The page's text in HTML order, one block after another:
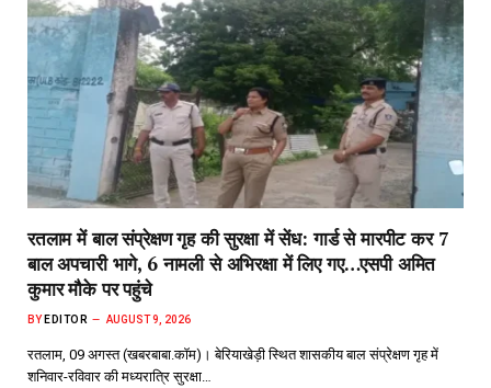
रतलाम में बाल संप्रेक्षण गृह की सुरक्षा में सेंध: गार्ड से मारपीट कर 7
बाल अपचारी भागे, 6 नामली से अभिरक्षा में लिए गए…एसपी अमित
कुमार मौके पर पहुंचे
BY EDITOR AUGUST 9, 2026
रतलाम, 09 अगस्त (खबरबाबा.कॉम)। बेरियाखेड़ी स्थित शासकीय बाल संप्रेक्षण गृह में
शनिवार-रविवार की मध्यरात्रि सुरक्षा…